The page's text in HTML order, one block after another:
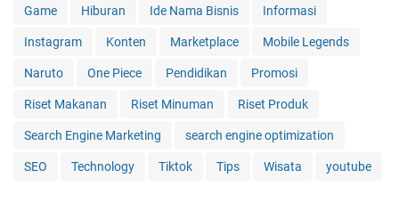
Game Hiburan Ide Nama Bisnis Informasi
Instagram Konten Marketplace Mobile Legends
Naruto One Piece Pendidikan Promosi
Riset Makanan Riset Minuman Riset Produk
Search Engine Marketing search engine optimization
SEO Technology Tiktok Tips Wisata youtube